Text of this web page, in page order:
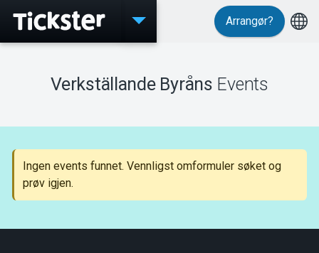
Events
Support
Arrangør?
Verkställande Byråns Events
Ingen events funnet. Vennligst omformuler søket og
prøv igjen.